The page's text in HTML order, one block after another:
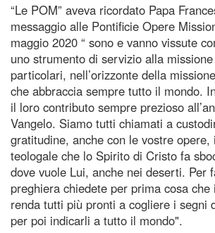
“Le POM” aveva ricordato Papa
messaggio alle Pontificie Opere
maggio 2020 “ sono e vanno vissute
uno strumento di servizio alla
particolari, nell’orizzonte della
che abbraccia sempre tutto il mondo.
il loro contributo sempre prezioso
Vangelo. Siamo tutti chiamati a
gratitudine, anche con le vostre
teologale che lo Spirito di Cristo fa
dove vuole Lui, anche nei deserti. Per
preghiera chiedete per prima cosa che
renda tutti più pronti a cogliere i segni
per poi indicarli a tutto il mondo".